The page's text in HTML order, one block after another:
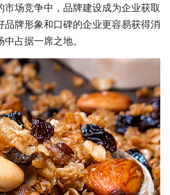
场竞争中，品牌建设成为企业获取
牌形象和口碑的企业更容易获得消
占据一席之地。